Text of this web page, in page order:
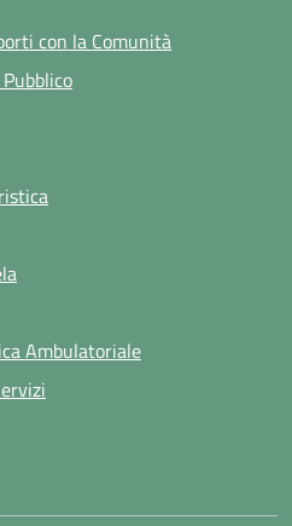
con la Comunità
Ambulatoriale